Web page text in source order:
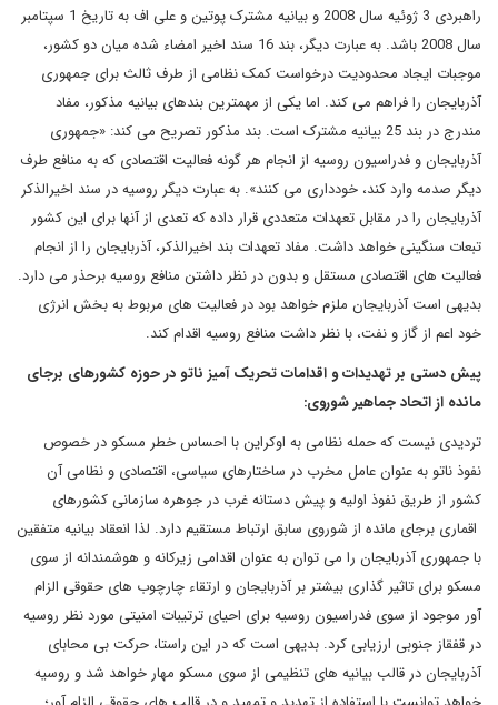
راهبردی 3 ژوئیه سال 2008 و بیانیه مشترک پوتین و علی اف به تاریخ 1 سپتامبر
سال 2008 باشد. به عبارت دیگر، بند 16 سند اخیر امضاء شده میان دو کشور،
موجبات ایجاد محدودیت درخواست کمک نظامی از طرف ثالث برای جمهوری
آذربایجان را فراهم می کند. اما یکی از مهمترین بندهای بیانیه مذکور، مفاد
مندرج در بند 25 بیانیه مشترک است. بند مذکور تصریح می کند: «جمهوری
آذربایجان و فدراسیون روسیه از انجام هر گونه فعالیت اقتصادی که به منافع طرف
دیگر صدمه وارد کند، خودداری می کنند». به عبارت دیگر روسیه در سند اخیرالذکر
آذربایجان را در مقابل تعهدات متعددی قرار داده که تعدی از آنها برای این کشور
تبعات سنگینی خواهد داشت. مفاد تعهدات بند اخیرالذکر، آذربایجان را از انجام
فعالیت های اقتصادی مستقل و بدون در نظر داشتن منافع روسیه برحذر می دارد.
بدیهی است آذربایجان ملزم خواهد بود در فعالیت های مربوط به بخش انرژی
خود اعم از گاز و نفت، با نظر داشت منافع روسیه اقدام کند.
پیش دستی بر تهدیدات و اقدامات تحریک آمیز ناتو در حوزه کشورهای برجای
مانده از اتحاد جماهیر شوروی:
تردیدی نیست که حمله نظامی به اوکراین با احساس خطر مسکو در خصوص
نفوذ ناتو به عنوان عامل مخرب در ساختارهای سیاسی، اقتصادی و نظامی آن
کشور از طریق نفوذ اولیه و پیش دستانه غرب در جوهره سازمانی کشورهای
اقماری برجای مانده از شوروی سابق ارتباط مستقیم دارد. لذا انعقاد بیانیه متفقین
با جمهوری آذربایجان را می توان به عنوان اقدامی زیرکانه و هوشمندانه از سوی
مسکو برای تاثیر گذاری بیشتر بر آذربایجان و ارتقاء چارچوب های حقوقی الزام
آور موجود از سوی فدراسیون روسیه برای احیای ترتیبات امنیتی مورد نظر روسیه
در قفقاز جنوبی ارزیابی کرد. بدیهی است که در این راستا، حرکت بی محابای
آذربایجان در قالب بیانیه های تنظیمی از سوی مسکو مهار خواهد شد و روسیه